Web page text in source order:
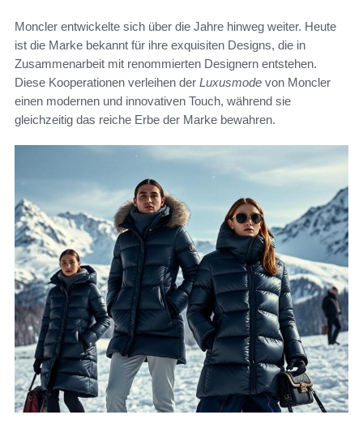
Moncler entwickelte sich über die Jahre hinweg weiter. Heute
ist die Marke bekannt für ihre exquisiten Designs, die in
Zusammenarbeit mit renommierten Designern entstehen.
Diese Kooperationen verleihen der Luxusmode von Moncler
einen modernen und innovativen Touch, während sie
gleichzeitig das reiche Erbe der Marke bewahren.